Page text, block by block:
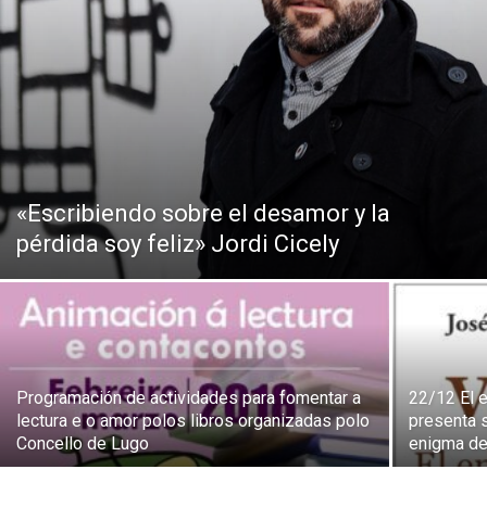
«Escribiendo sobre el desamor y la
pérdida soy feliz» Jordi Cicely
Programación de actividades para fomentar a
lectura e o amor polos libros organizadas polo
Concello de Lugo
22/12 El
presenta
enigma